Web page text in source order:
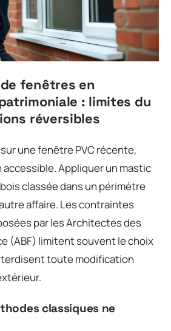
fenêtres en
: limites du
réversibles
une fenêtre PVC récente,
accessible. Appliquer un mastic
classée dans un périmètre
affaire. Les contraintes
par les Architectes des
(ABF) limitent souvent le choix
toute modification
classiques ne